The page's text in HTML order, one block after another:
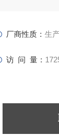
厂商性质： 生
访 问 量：